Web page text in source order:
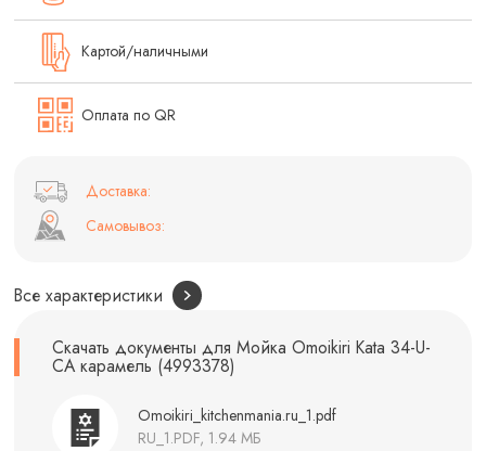
Картой/наличными
Оплата по QR
Доставка:
Самовывоз:
Все характеристики
Скачать документы для Мойка Omoikiri Kata 34-U-
CA карамель (4993378)
Omoikiri_kitchenmania.ru_1.pdf
RU_1.PDF, 1.94 МБ